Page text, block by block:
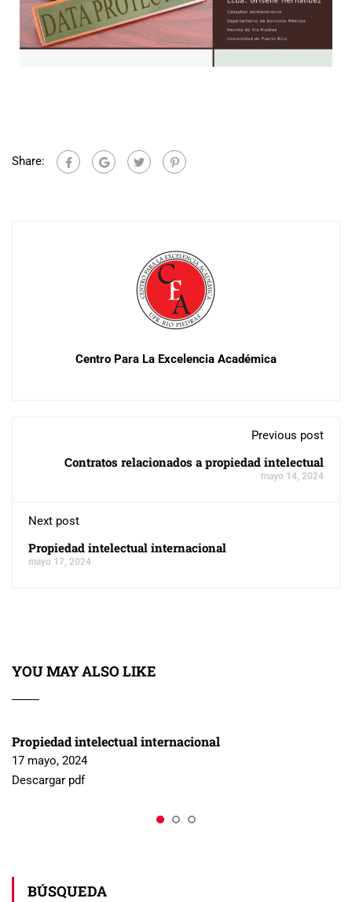
Share:
Centro Para La Excelencia Académica
Previous post
Contratos relacionados a propiedad intelectual
mayo 14, 2024
Next post
Propiedad intelectual internacional
mayo 17, 2024
YOU MAY ALSO LIKE
Propiedad intelectual internacional
17 mayo, 2024
Descargar pdf
BÚSQUEDA